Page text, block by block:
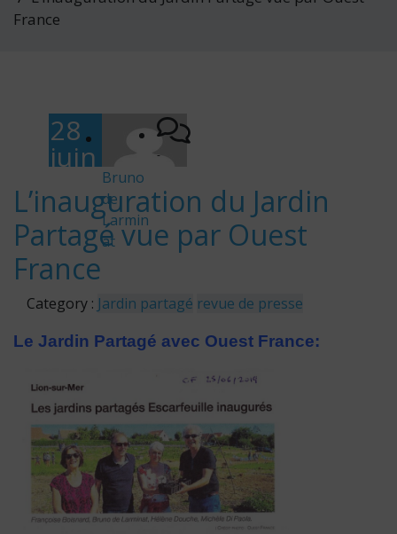
France
28
juin
9
Bruno
de
Larmin
at
-
L’inauguration du Jardin
Partagé vue par Ouest
France
Category : Jardin partagé revue de presse
Le Jardin Partagé avec Ouest France: